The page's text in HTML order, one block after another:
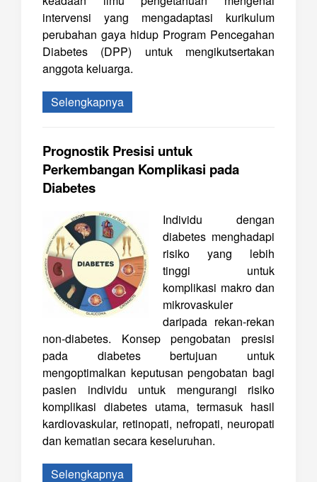
intervensi yang mengadaptasi kurikulum
perubahan gaya hidup Program Pencegahan
Diabetes (DPP) untuk mengikutsertakan
anggota keluarga.
Selengkapnya
Prognostik Presisi untuk
Perkembangan Komplikasi pada
Diabetes
Individu dengan
diabetes menghadapi
risiko yang lebih
tinggi untuk
komplikasi makro dan
mikrovaskuler
daripada rekan-rekan
non-diabetes. Konsep pengobatan presisi
pada diabetes bertujuan untuk
mengoptimalkan keputusan pengobatan bagi
pasien individu untuk mengurangi risiko
komplikasi diabetes utama, termasuk hasil
kardiovaskular, retinopati, nefropati, neuropati
dan kematian secara keseluruhan.
Selengkapnya